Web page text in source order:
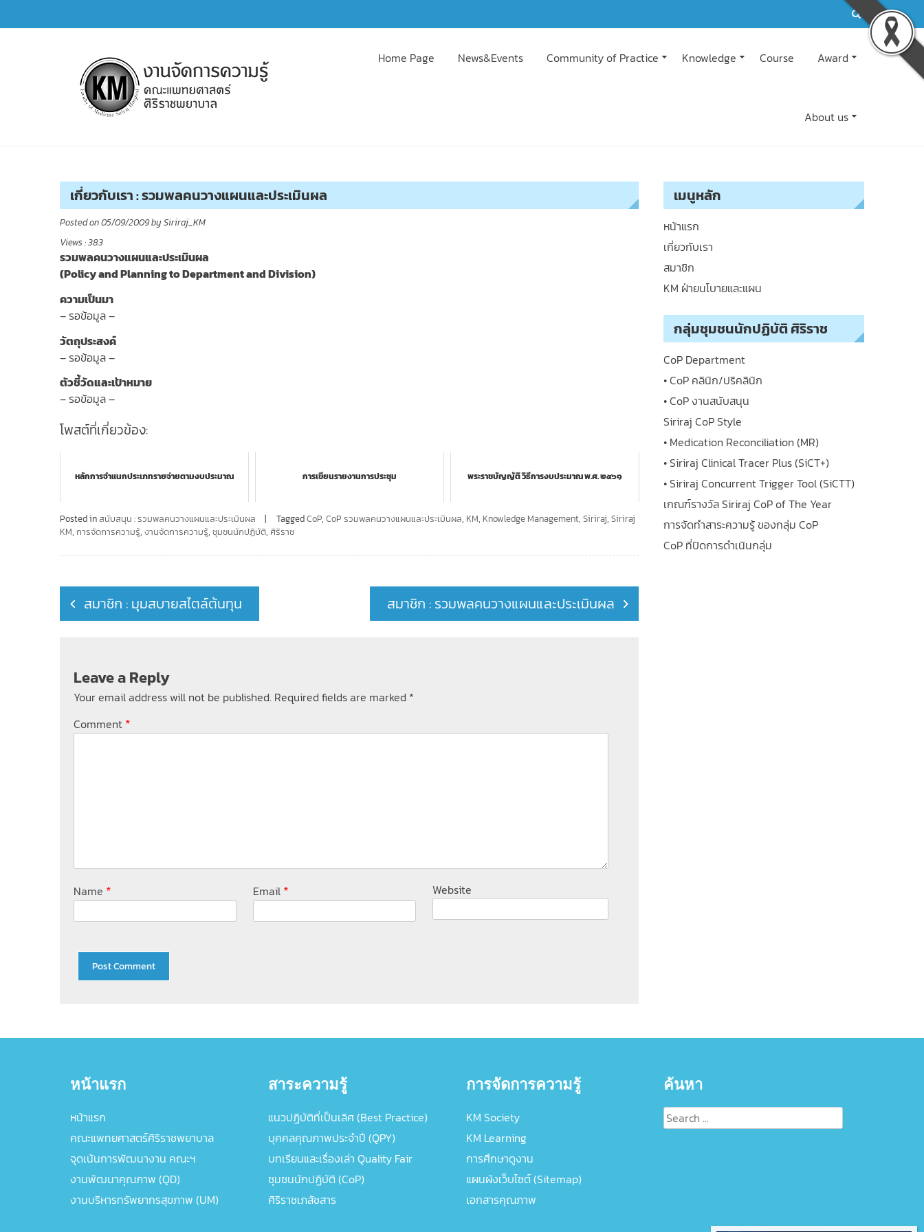
to
Home Page News&Events Community of Practice Knowledge Course Award
About us
เกี่ยวกับเรา : รวมพลคนวางแผนและประเมินผล
Posted on05/09/2009by Siriraj_KM
Views :383
รวมพลคนวางแผนและประเมินผล
(Policy and Planning to Department and Division)
ความเป็นมา
– รอข้อมูล –
วัตถุประสงค์
– รอข้อมูล –
ตัวชี้วัดและเป้าหมาย
– รอข้อมูล –
โพสต์ที่เกี่ยวข้อง:
หลักการจำแนกประเภทรายจ่ายตามงบประมาณ การเขียนรายงานการประชุม พระราชบัญญัติ วิธีการงบประมาณ พ.ศ. ๒๕๖๑
Posted inสนับสนุน : รวมพลคนวางแผนและประเมินผล TaggedCoP, CoP รวมพลคนวางแผนและประเมินผล, KM, Knowledge Management, Siriraj, Siriraj
KM, การจัดการความรู้, งานจัดการความรู้, ชุมชนนักปฏิบัติ, ศิริราช
Post
navigation
สมาชิก : มุมสบายสไตล์ต้นทุน สมาชิก : รวมพลคนวางแผนและประเมินผล
Leave a Reply
Your email address will not be published. Required fields are marked *
Comment *
Name * Email * Website
เมนูหลัก
หน้าแรก
เกี่ยวกับเรา
สมาชิก
KM ฝ่ายนโบายและแผน
กลุ่มชุมชนนักปฏิบัติ ศิริราช
CoP Department
• CoP คลินิก/ปริคลินิก
• CoP งานสนับสนุน
Siriraj CoP Style
• Medication Reconciliation (MR)
• Siriraj Clinical Tracer Plus (SiCT+)
• Siriraj Concurrent Trigger Tool (SiCTT)
เกณฑ์รางวัล Siriraj CoP of The Year
การจัดทำสาระความรู้ ของกลุ่ม CoP
CoP ที่ปิดการดำเนินกลุ่ม
หน้าแรก
หน้าแรก
คณะแพทยศาสตร์ศิริราชพยาบาล
จุดเน้นการพัฒนางาน คณะฯ
งานพัฒนาคุณภาพ (QD)
งานบริหารทรัพยากรสุขภาพ (UM)
สาระความรู้
แนวปฏิบัติที่เป็นเลิศ (Best Practice)
บุคคลคุณภาพประจำปี (QPY)
บทเรียนและเรื่องเล่า Quality Fair
ชุมชนนักปฏิบัติ (CoP)
ศิริราชเภสัชสาร
การจัดการความรู้
KM Society
KM Learning
การศึกษาดูงาน
แผนผังเว็บไซต์ (Sitemap)
เอกสารคุณภาพ
ค้นหา
Search
for: